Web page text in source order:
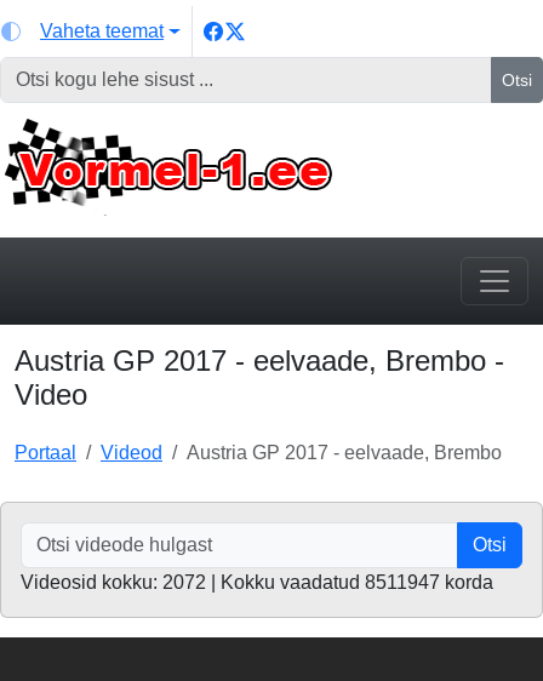
Vaheta teemat
Otsi
Austria GP 2017 - eelvaade, Brembo -
Video
Portaal Videod Austria GP 2017 - eelvaade, Brembo
Otsi
Videosid kokku: 2072 | Kokku vaadatud 8511947 korda